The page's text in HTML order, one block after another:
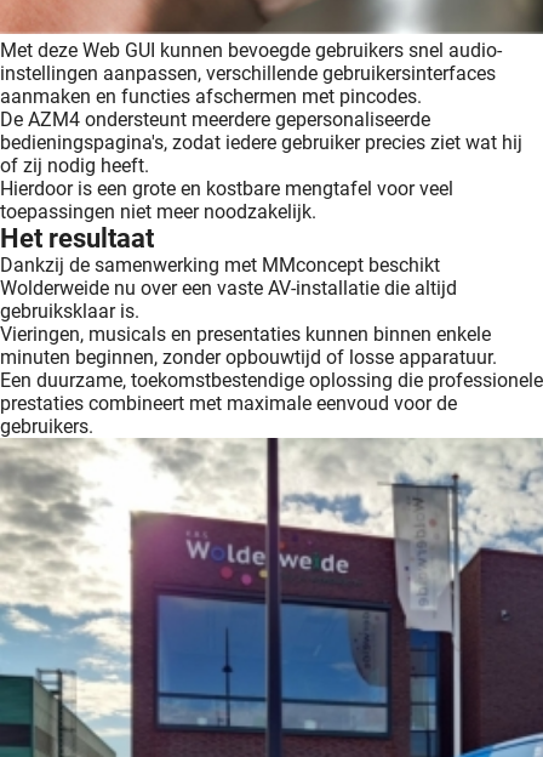
Met deze Web GUI kunnen bevoegde gebruikers snel audio-
instellingen aanpassen, verschillende gebruikersinterfaces
aanmaken en functies afschermen met pincodes.
De AZM4 ondersteunt meerdere gepersonaliseerde
bedieningspagina's, zodat iedere gebruiker precies ziet wat hij
of zij nodig heeft.
Hierdoor is een grote en kostbare mengtafel voor veel
toepassingen niet meer noodzakelijk.
Het resultaat
Dankzij de samenwerking met MMconcept beschikt
Wolderweide nu over een vaste AV-installatie die altijd
gebruiksklaar is.
Vieringen, musicals en presentaties kunnen binnen enkele
minuten beginnen, zonder opbouwtijd of losse apparatuur.
Een duurzame, toekomstbestendige oplossing die professionele
prestaties combineert met maximale eenvoud voor de
gebruikers.